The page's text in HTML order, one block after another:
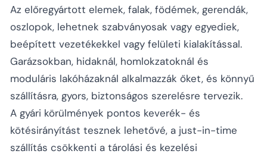
Az előregyártott elemek, falak, födémek, gerendák,
oszlopok, lehetnek szabványosak vagy egyediek,
beépített vezetékekkel vagy felületi kialakítással.
Garázsokban, hidaknál, homlokzatoknál és
moduláris lakóházaknál alkalmazzák őket, és könnyű
szállításra, gyors, biztonságos szerelésre tervezik.
A gyári körülmények pontos keverék- és
kötésirányítást tesznek lehetővé, a just-in-time
szállítás csökkenti a tárolási és kezelési